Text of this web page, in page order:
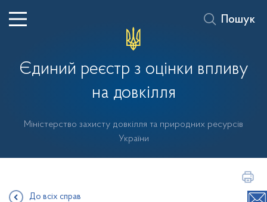
Єдиний реєстр з оцінки впливу
на довкілля
Міністерство захисту довкілля та природних ресурсів
України
Пошук
До всіх справ